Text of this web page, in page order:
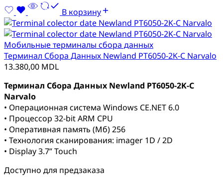
В корзину
Мобильные терминалы сбора данных
Терминал Сбора Данных Newland PT6050-2K-C Narvalo
13.380,00 MDL
Терминал Сбора Данных Newland PT6050-2K-C
Narvalo
• Операционная система Windows CE.NET 6.0
• Процессор 32-bit ARM CPU
• Оперативная память (Мб) 256
• Технология сканирования: imager 1D / 2D
• Display 3.7” Touch
Доступно для предзаказа